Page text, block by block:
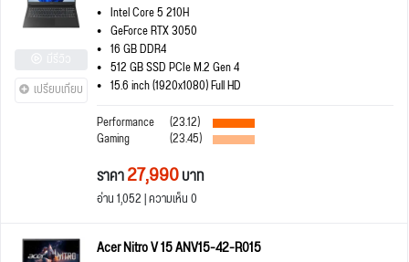
เปรียบเทียบ
Intel Core 5 210H
GeForce RTX 3050
16 GB DDR4
512 GB SSD PCIe M.2 Gen 4
15.6 inch (1920x1080) Full HD
Performance
(23.12)
Gaming (23.45)
ราคา27,990บาท
อ่าน 1,052 | ความเห็น 0
Acer Nitro V 15 ANV15-42-R015